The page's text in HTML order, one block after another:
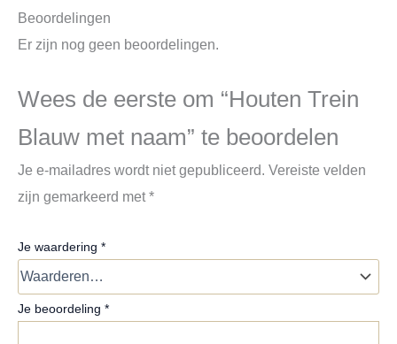
Beoordelingen
Er zijn nog geen beoordelingen.
Wees de eerste om “Houten Trein
Blauw met naam” te beoordelen
Je e-mailadres wordt niet gepubliceerd. Vereiste velden
zijn gemarkeerd met*
Je waardering *
Je beoordeling *